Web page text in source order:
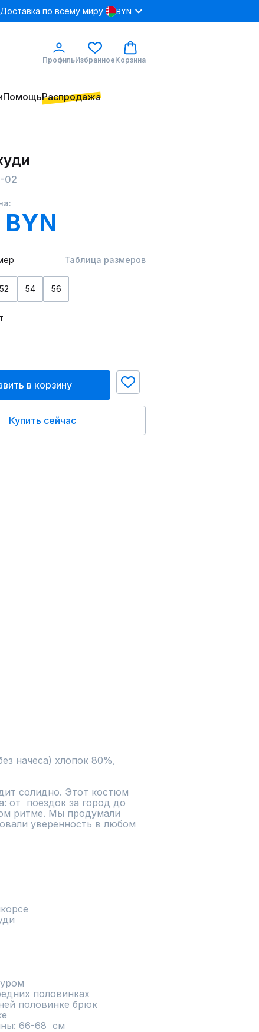
Доставка по всему миру BYN
ПрофильИзбранноеКорзина
ПомощьРаспродажа
02
BYN
Таблица размеров
52 54 56
в корзину
Купить сейчас
начеса) хлопок 80%,
солидно. Этот костюм
от  поездок за город до
ритме. Мы продумали
уверенность в любом
половинках
половинке брюк
66-68  см